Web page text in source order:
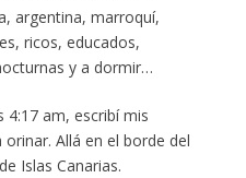
argentina, marroquí,
ricos, educados,
y a dormir…
4:17 am, escribí mis
Allá en el borde del
Islas Canarias.